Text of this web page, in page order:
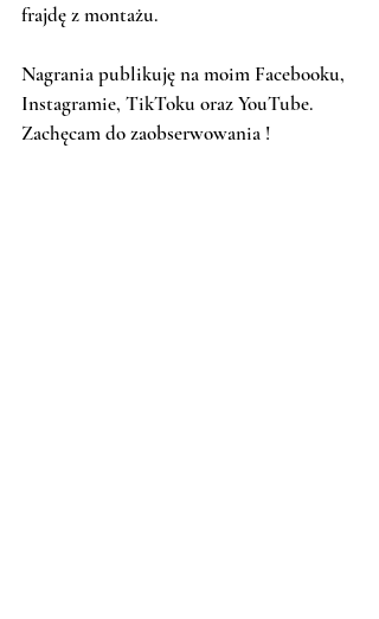
frajdę z montażu.
Nagrania publikuję na moim Facebooku,
Instagramie, TikToku oraz YouTube.
Zachęcam do zaobserwowania !